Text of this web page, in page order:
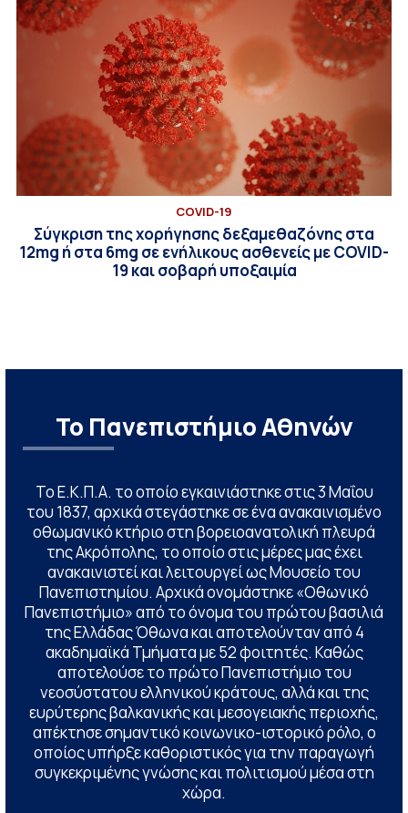
COVID-19
Σύγκριση της χορήγησης δεξαμεθαζόνης στα
12mg ή στα 6mg σε ενήλικους ασθενείς με COVID-
19 και σοβαρή υποξαιμία
Το Πανεπιστήμιο Αθηνών
Το Ε.Κ.Π.Α. το οποίο εγκαινιάστηκε στις 3 Μαΐου
του 1837, αρχικά στεγάστηκε σε ένα ανακαινισμένο
οθωμανικό κτήριο στη βορειοανατολική πλευρά
της Ακρόπολης, το οποίο στις μέρες μας έχει
ανακαινιστεί και λειτουργεί ως Μουσείο του
Πανεπιστημίου. Αρχικά ονομάστηκε «Οθωνικό
Πανεπιστήμιο» από το όνομα του πρώτου βασιλιά
της Ελλάδας Όθωνα και αποτελούνταν από 4
ακαδημαϊκά Τμήματα με 52 φοιτητές. Καθώς
αποτελούσε το πρώτο Πανεπιστήμιο του
νεοσύστατου ελληνικού κράτους, αλλά και της
ευρύτερης βαλκανικής και μεσογειακής περιοχής,
απέκτησε σημαντικό κοινωνικο-ιστορικό ρόλο, ο
οποίος υπήρξε καθοριστικός για την παραγωγή
συγκεκριμένης γνώσης και πολιτισμού μέσα στη
χώρα.